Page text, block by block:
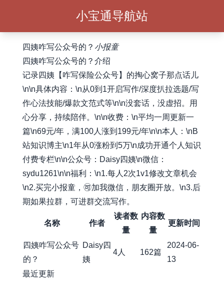
小宝通导航站
四姨咋写公众号的？ 小报童
四姨咋写公众号的？介绍
记录四姨【咋写保险公众号】的掏心窝子那点话儿
\n\n具体内容：\n从0到1开启写作/深度扒拉选题/写
作心法技能/爆款文范式等\n\n没套话，没虚招。用
心分享，持续陪伴。\n\n收费：\n平均一周更新一
篇\n69元/年，满100人涨到199元/年\n\n本人：\nB
站知识博主\n1年从0涨粉到5万\n成功开通个人知识
付费专栏\n\n公众号：Daisy四姨\n微信：
sydu1261\n\n福利：\n1.每人2次1v1修改文章机会
\n2.买完小报童，🉑加我微信，朋友圈开放。\n3.后
期如果拉群，可进群交流写作。
名称 作者
读者数
量
内容数
量
更新时间
四姨咋写公众号
的？
Daisy四
姨
4人 162篇
2024-06-
13
最近更新